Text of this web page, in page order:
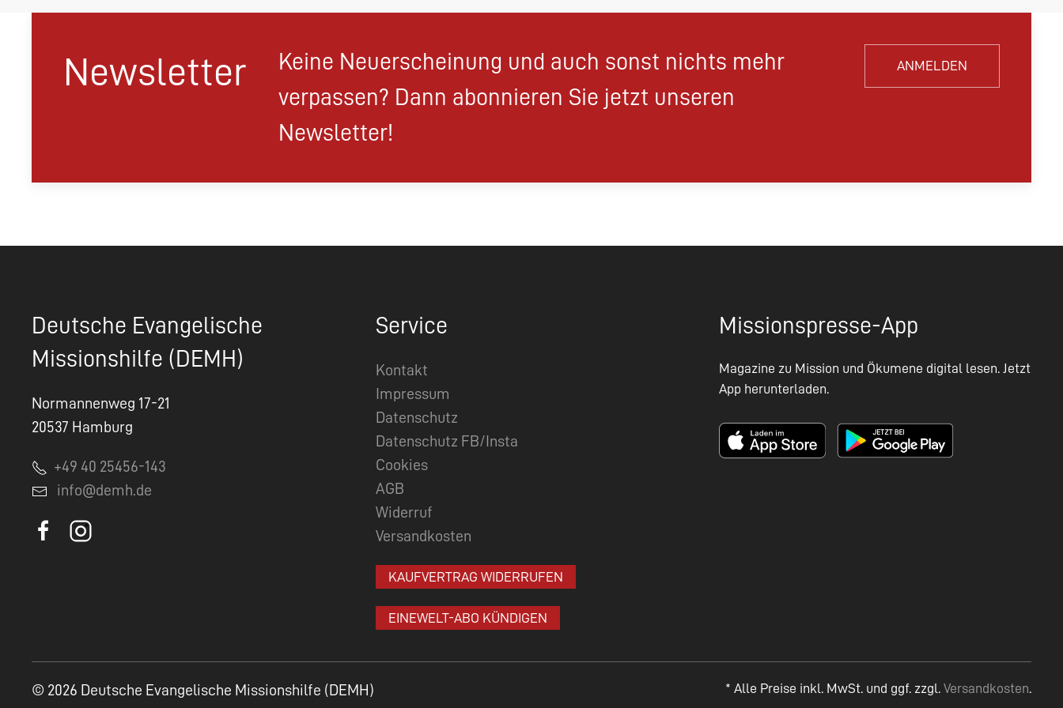
Newsletter
Keine Neuerscheinung und auch sonst nichts mehr
verpassen? Dann abonnieren Sie jetzt unseren
Newsletter!
ANMELDEN
Deutsche Evangelische
Missionshilfe (DEMH)
Normannenweg 17-21
20537 Hamburg
+49 40 25456-143
info@demh.de
Service
Kontakt
Impressum
Datenschutz
Datenschutz FB/Insta
Cookies
AGB
Widerruf
Versandkosten
KAUFVERTRAG WIDERRUFEN
EINEWELT-ABO KÜNDIGEN
Missionspresse-App
Magazine zu Mission und Ökumene digital lesen. Jetzt
App herunterladen.
* Alle Preise inkl. MwSt. und ggf. zzgl. Versandkosten.
© 2026 Deutsche Evangelische Missionshilfe (DEMH)